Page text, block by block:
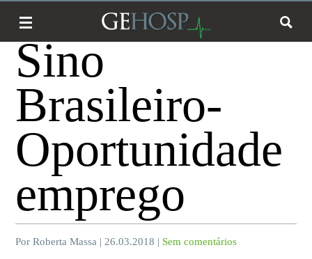
Sino
Brasileiro-
Oportunidade
emprego
Por Roberta Massa | 26.03.2018 | Sem comentários